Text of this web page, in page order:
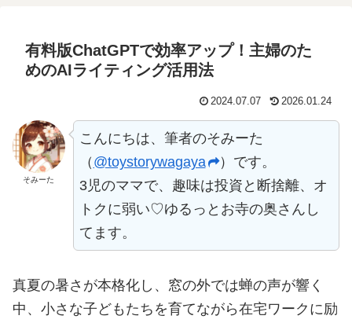
有料版ChatGPTで効率アップ！主婦のた
めのAIライティング活用法
2024.07.07 2026.01.24
そみーた
こんにちは、筆者のそみーた
（ @toystorywagaya
）です。
3児のママで、趣味は投資と断捨離、オ
トクに弱い♡ゆるっとお寺の奥さんし
てます。
真夏の暑さが本格化し、窓の外では蝉の声が響く
中、小さな子どもたちを育てながら在宅ワークに励